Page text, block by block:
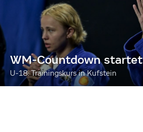
WM-Countdown startet
U-18: Trainingskurs in Kufstein